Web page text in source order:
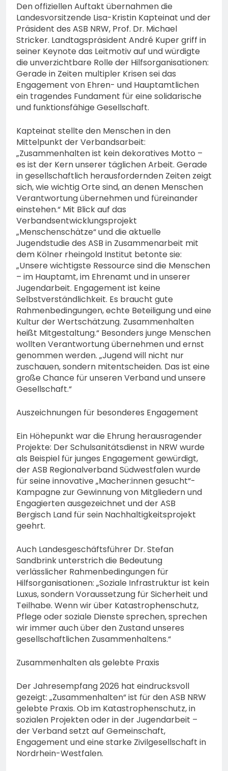
Den offiziellen Auftakt übernahmen die
Landesvorsitzende Lisa-Kristin Kapteinat und der
Präsident des ASB NRW, Prof. Dr. Michael
Stricker. Landtagspräsident André Kuper griff in
seiner Keynote das Leitmotiv auf und würdigte
die unverzichtbare Rolle der Hilfsorganisationen:
Gerade in Zeiten multipler Krisen sei das
Engagement von Ehren- und Hauptamtlichen
ein tragendes Fundament für eine solidarische
und funktionsfähige Gesellschaft.
Kapteinat stellte den Menschen in den
Mittelpunkt der Verbandsarbeit:
„Zusammenhalten ist kein dekoratives Motto –
es ist der Kern unserer täglichen Arbeit. Gerade
in gesellschaftlich herausfordernden Zeiten zeigt
sich, wie wichtig Orte sind, an denen Menschen
Verantwortung übernehmen und füreinander
einstehen.“ Mit Blick auf das
Verbandsentwicklungsprojekt
„Menschenschätze“ und die aktuelle
Jugendstudie des ASB in Zusammenarbeit mit
dem Kölner rheingold Institut betonte sie:
„Unsere wichtigste Ressource sind die Menschen
– im Hauptamt, im Ehrenamt und in unserer
Jugendarbeit. Engagement ist keine
Selbstverständlichkeit. Es braucht gute
Rahmenbedingungen, echte Beteiligung und eine
Kultur der Wertschätzung. Zusammenhalten
heißt Mitgestaltung.“ Besonders junge Menschen
wollten Verantwortung übernehmen und ernst
genommen werden. „Jugend will nicht nur
zuschauen, sondern mitentscheiden. Das ist eine
große Chance für unseren Verband und unsere
Gesellschaft.“
Auszeichnungen für besonderes Engagement
Ein Höhepunkt war die Ehrung herausragender
Projekte: Der Schulsanitätsdienst in NRW wurde
als Beispiel für junges Engagement gewürdigt,
der ASB Regionalverband Südwestfalen wurde
für seine innovative „Macher:innen gesucht“-
Kampagne zur Gewinnung von Mitgliedern und
Engagierten ausgezeichnet und der ASB
Bergisch Land für sein Nachhaltigkeitsprojekt
geehrt.
Auch Landesgeschäftsführer Dr. Stefan
Sandbrink unterstrich die Bedeutung
verlässlicher Rahmenbedingungen für
Hilfsorganisationen: „Soziale Infrastruktur ist kein
Luxus, sondern Voraussetzung für Sicherheit und
Teilhabe. Wenn wir über Katastrophenschutz,
Pflege oder soziale Dienste sprechen, sprechen
wir immer auch über den Zustand unseres
gesellschaftlichen Zusammenhaltens.“
Zusammenhalten als gelebte Praxis
Der Jahresempfang 2026 hat eindrucksvoll
gezeigt: „Zusammenhalten“ ist für den ASB NRW
gelebte Praxis. Ob im Katastrophenschutz, in
sozialen Projekten oder in der Jugendarbeit –
der Verband setzt auf Gemeinschaft,
Engagement und eine starke Zivilgesellschaft in
Nordrhein-Westfalen.